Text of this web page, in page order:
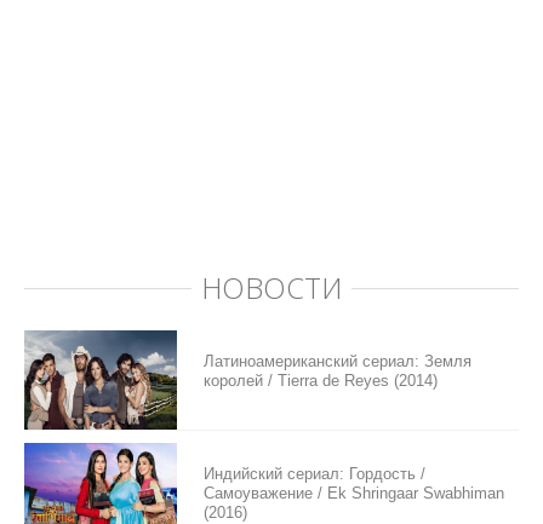
НОВОСТИ
Латиноамериканский сериал: Земля
королей / Tierra de Reyes (2014)
Индийский сериал: Гордость /
Самоуважение / Ek Shringaar Swabhiman
(2016)